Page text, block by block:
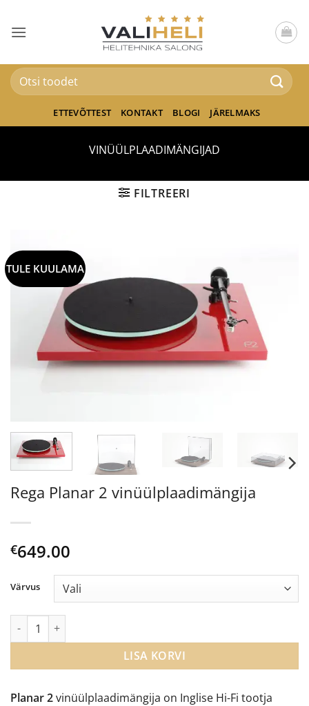
content
Otsi:
ETTEVÕTTEST KONTAKT BLOGI JÄRELMAKS
VINÜÜLPLAADIMÄNGIJAD
FILTREERI
TULE KUULAMA
Rega Planar 2 vinüülplaadimängija
€649.00
Planar 2vinüülplaadimängija on Inglise Hi-Fi tootja
Värvus
Rega Planar 2 vinüülplaadimängija kogus
LISA KORVI